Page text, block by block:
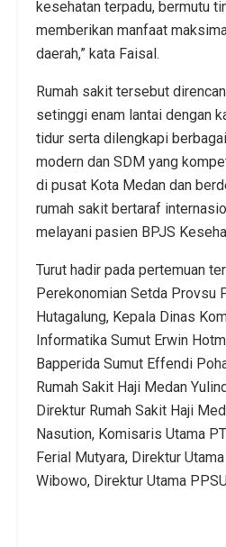
kesehatan terpadu, bermutu
memberikan manfaat
daerah,” kata Faisal.
Rumah sakit tersebut
setinggi enam lantai dengan
tidur serta dilengkapi
modern dan SDM yang
di pusat Kota Medan dan
rumah sakit bertaraf
melayani pasien BPJS
Turut hadir pada pertemuan
Perekonomian Setda Provsu
Hutagalung, Kepala Dinas
Informatika Sumut Erwin
Bapperida Sumut Effendi
Rumah Sakit Haji Medan
Direktur Rumah Sakit Haji
Nasution, Komisaris Utama
Ferial Mutyara, Direktur
Wibowo, Direktur Utama